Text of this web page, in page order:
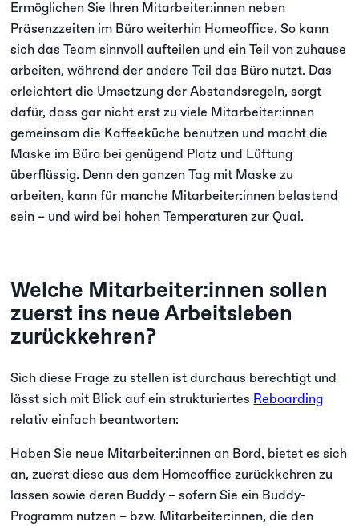
Ermöglichen Sie Ihren Mitarbeiter:innen neben
Präsenzzeiten im Büro weiterhin Homeoffice. So kann
sich das Team sinnvoll aufteilen und ein Teil von zuhause
arbeiten, während der andere Teil das Büro nutzt. Das
erleichtert die Umsetzung der Abstandsregeln, sorgt
dafür, dass gar nicht erst zu viele Mitarbeiter:innen
gemeinsam die Kaffeeküche benutzen und macht die
Maske im Büro bei genügend Platz und Lüftung
überflüssig. Denn den ganzen Tag mit Maske zu
arbeiten, kann für manche Mitarbeiter:innen belastend
sein – und wird bei hohen Temperaturen zur Qual.
Welche Mitarbeiter:innen sollen
zuerst ins neue Arbeitsleben
zurückkehren?
Sich diese Frage zu stellen ist durchaus berechtigt und
lässt sich mit Blick auf ein strukturiertes Reboarding
relativ einfach beantworten:
Haben Sie neue Mitarbeiter:innen an Bord, bietet es sich
an, zuerst diese aus dem Homeoffice zurückkehren zu
lassen sowie deren Buddy – sofern Sie ein Buddy-
Programm nutzen – bzw. Mitarbeiter:innen, die den